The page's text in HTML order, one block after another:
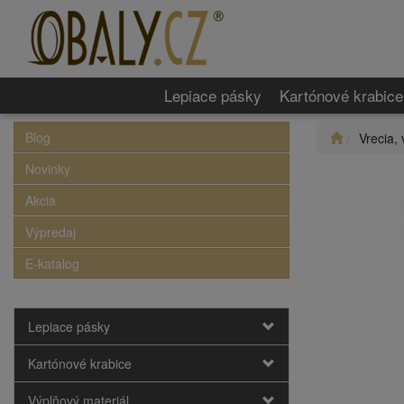
Lepiace pásky Kartónové krabice
Blog
Novinky
Akcia
Výpredaj
E-katalog
Lepiace pásky
Kartónové krabice
Výplňový materiál
Vrecia,